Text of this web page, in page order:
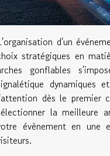
d'un
stratégiques en
gonflables
dynamiques
dès le premier
la meilleure
évènement en une